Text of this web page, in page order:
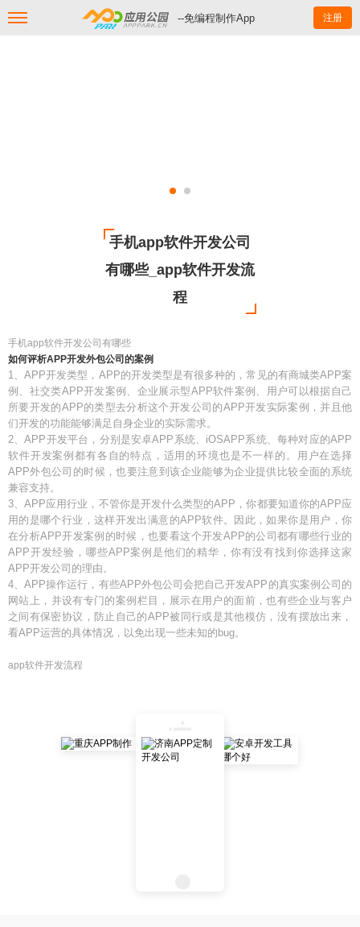
--免编程制作App 注册
手机app软件开发公司
有哪些_app软件开发流
程
手机app软件开发公司有哪些
如何评析APP开发外包公司的案例
1、APP开发类型，APP的开发类型是有很多种的，常见的有商城类APP案
例、社交类APP开发案例、企业展示型APP软件案例、用户可以根据自己
所要开发的APP的类型去分析这个开发公司的APP开发实际案例，并且他
们开发的功能能够满足自身企业的实际需求。
2、APP开发平台，分别是安卓APP系统、iOSAPP系统、每种对应的APP
软件开发案例都有各自的特点，适用的环境也是不一样的。用户在选择
APP外包公司的时候，也要注意到该企业能够为企业提供比较全面的系统
兼容支持。
3、APP应用行业，不管你是开发什么类型的APP，你都要知道你的APP应
用的是哪个行业，这样开发出满意的APP软件。因此，如果你是用户，你
在分析APP开发案例的时候，也要看这个开发APP的公司都有哪些行业的
APP开发经验，哪些APP案例是他们的精华，你有没有找到你选择这家
APP开发公司的理由。
4、APP操作运行，有些APP外包公司会把自己开发APP的真实案例公司的
网站上，并设有专门的案例栏目，展示在用户的面前，也有些企业与客户
之间有保密协议，防止自己的APP被同行或是其他模仿，没有摆放出来，
看APP运营的具体情况，以免出现一些未知的bug。
app软件开发流程